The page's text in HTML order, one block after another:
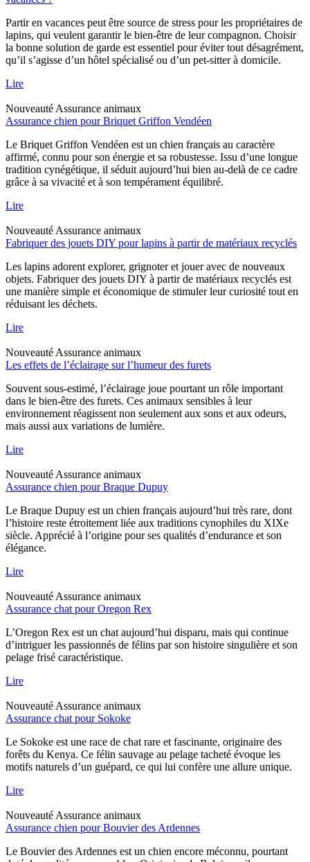
Partir en vacances peut être source de stress pour les propriétaires de
lapins, qui veulent garantir le bien-être de leur compagnon. Choisir
la bonne solution de garde est essentiel pour éviter tout désagrément,
qu’il s’agisse d’un hôtel spécialisé ou d’un pet-sitter à domicile.
Lire
Nouveauté Assurance animaux
Assurance chien pour Briquet Griffon Vendéen
Le Briquet Griffon Vendéen est un chien français au caractère
affirmé, connu pour son énergie et sa robustesse. Issu d’une longue
tradition cynégétique, il séduit aujourd’hui bien au-delà de ce cadre
grâce à sa vivacité et à son tempérament équilibré.
Lire
Nouveauté Assurance animaux
Fabriquer des jouets DIY pour lapins à partir de matériaux recyclés
Les lapins adorent explorer, grignoter et jouer avec de nouveaux
objets. Fabriquer des jouets DIY à partir de matériaux recyclés est
une manière simple et économique de stimuler leur curiosité tout en
réduisant les déchets.
Lire
Nouveauté Assurance animaux
Les effets de l’éclairage sur l’humeur des furets
Souvent sous-estimé, l’éclairage joue pourtant un rôle important
dans le bien-être des furets. Ces animaux sensibles à leur
environnement réagissent non seulement aux sons et aux odeurs,
mais aussi aux variations de lumière.
Lire
Nouveauté Assurance animaux
Assurance chien pour Braque Dupuy
Le Braque Dupuy est un chien français aujourd’hui très rare, dont
l’histoire reste étroitement liée aux traditions cynophiles du XIXe
siècle. Apprécié à l’origine pour ses qualités d’endurance et son
élégance.
Lire
Nouveauté Assurance animaux
Assurance chat pour Oregon Rex
L’Oregon Rex est un chat aujourd’hui disparu, mais qui continue
d’intriguer les passionnés de félins par son histoire singulière et son
pelage frisé caractéristique.
Lire
Nouveauté Assurance animaux
Assurance chat pour Sokoke
Le Sokoke est une race de chat rare et fascinante, originaire des
forêts du Kenya. Ce félin sauvage au pelage tacheté évoque les
motifs naturels d’un guépard, ce qui lui confère une allure unique.
Lire
Nouveauté Assurance animaux
Assurance chien pour Bouvier des Ardennes
Le Bouvier des Ardennes est un chien encore méconnu, pourtant